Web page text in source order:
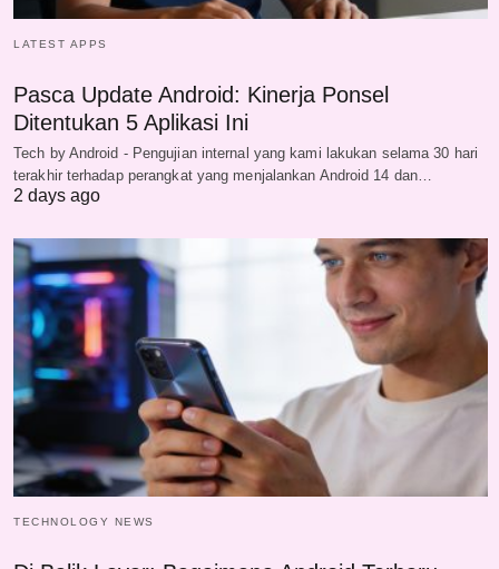
LATEST APPS
Pasca Update Android: Kinerja Ponsel
Ditentukan 5 Aplikasi Ini
Tech by Android - Pengujian internal yang kami lakukan selama 30 hari
terakhir terhadap perangkat yang menjalankan Android 14 dan…
2 days ago
TECHNOLOGY NEWS